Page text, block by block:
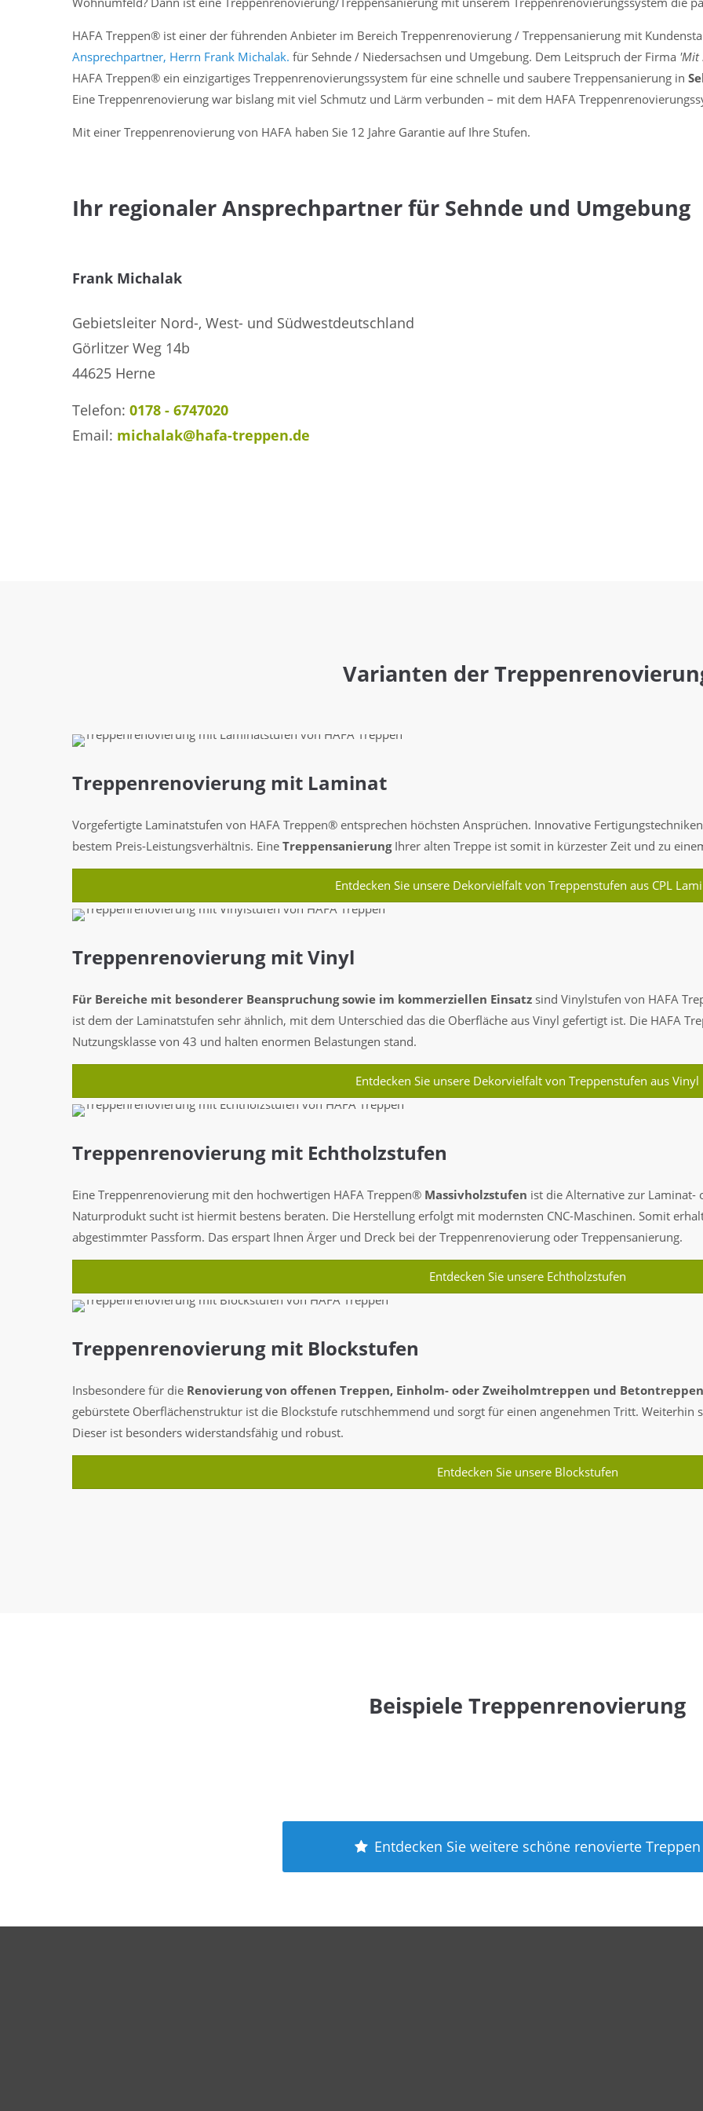
Treppenrenovierung / Treppensanierung
HAFA Treppen® ist einer der führenden Anbieter im Bereich Treppenrenovierung / Treppensanierung mit
Ansprechpartner, Herrn Frank Michalak. für Sehnde / Niedersachsen und Umgebung. Dem Leitspruch der Firma 'Mit
HAFA Treppen® ein einzigartiges Treppenrenovierungssystem für eine schnelle und saubere Treppensanierung in
Eine Treppenrenovierung war bislang mit viel Schmutz und Lärm verbunden – mit dem HAFA
Mit einer Treppenrenovierung von HAFA haben Sie 12 Jahre Garantie auf Ihre Stufen.
Ihr regionaler Ansprechpartner für Sehnde und Umgebung
Frank Michalak
Gebietsleiter Nord-, West- und Südwestdeutschland
Görlitzer Weg 14b
44625 Herne
Telefon: 0178 - 6747020
Email: michalak@hafa-treppen.de
Varianten der
Treppenrenovierung mit Laminat
Vorgefertigte Laminatstufen von HAFA Treppen® entsprechen höchsten Ansprüchen. Innovative
bestem Preis-Leistungsverhältnis. Eine TreppensanierungIhrer alten Treppe ist somit in kürzester Zeit und zu
Entdecken Sie unsere Dekorvielfalt von Treppenstufen aus CPL
Treppenrenovierung mit Vinyl
Für Bereiche mit besonderer Beanspruchung sowie im kommerziellen Einsatz sind Vinylstufen von HAFA
ist dem der Laminatstufen sehr ähnlich, mit dem Unterschied das die Oberfläche aus Vinyl gefertigt ist. Die HAFA
Nutzungsklasse von 43 und halten enormen Belastungen stand.
Entdecken Sie unsere Dekorvielfalt von Treppenstufen aus Vinyl
Treppenrenovierung mit Echtholzstufen
Eine Treppenrenovierung mit den hochwertigen HAFA Treppen® Massivholzstufen ist die Alternative zur Laminat-
Naturprodukt sucht ist hiermit bestens beraten. Die Herstellung erfolgt mit modernsten CNC-Maschinen. Somit
abgestimmter Passform. Das erspart Ihnen Ärger und Dreck bei der Treppenrenovierung oder Treppensanierung.
Entdecken Sie unsere Echtholzstufen
Treppenrenovierung mit Blockstufen
Insbesondere für die Renovierung von offenen Treppen, Einholm- oder Zweiholmtreppen und Betontreppen
gebürstete Oberflächenstruktur ist die Blockstufe rutschhemmend und sorgt für einen angenehmen Tritt. Weiterhin
Dieser ist besonders widerstandsfähig und robust.
Entdecken Sie unsere Blockstufen
Beispiele Treppenrenovierung
Entdecken Sie weitere schöne renovierte Treppen